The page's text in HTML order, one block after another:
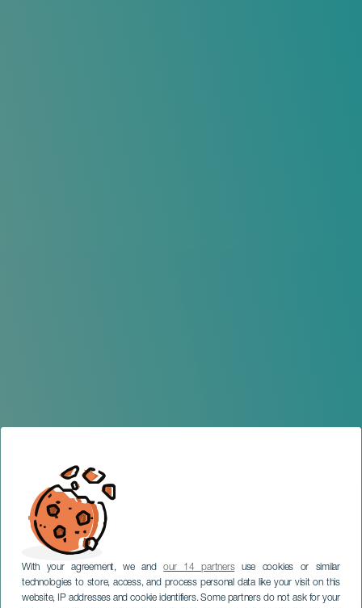
With your agreement, we andour 14 partnersuse cookies or similar
technologies to store, access, and process personal data like your visit on this
website, IP addresses and cookie identifiers. Some partners do not ask for your